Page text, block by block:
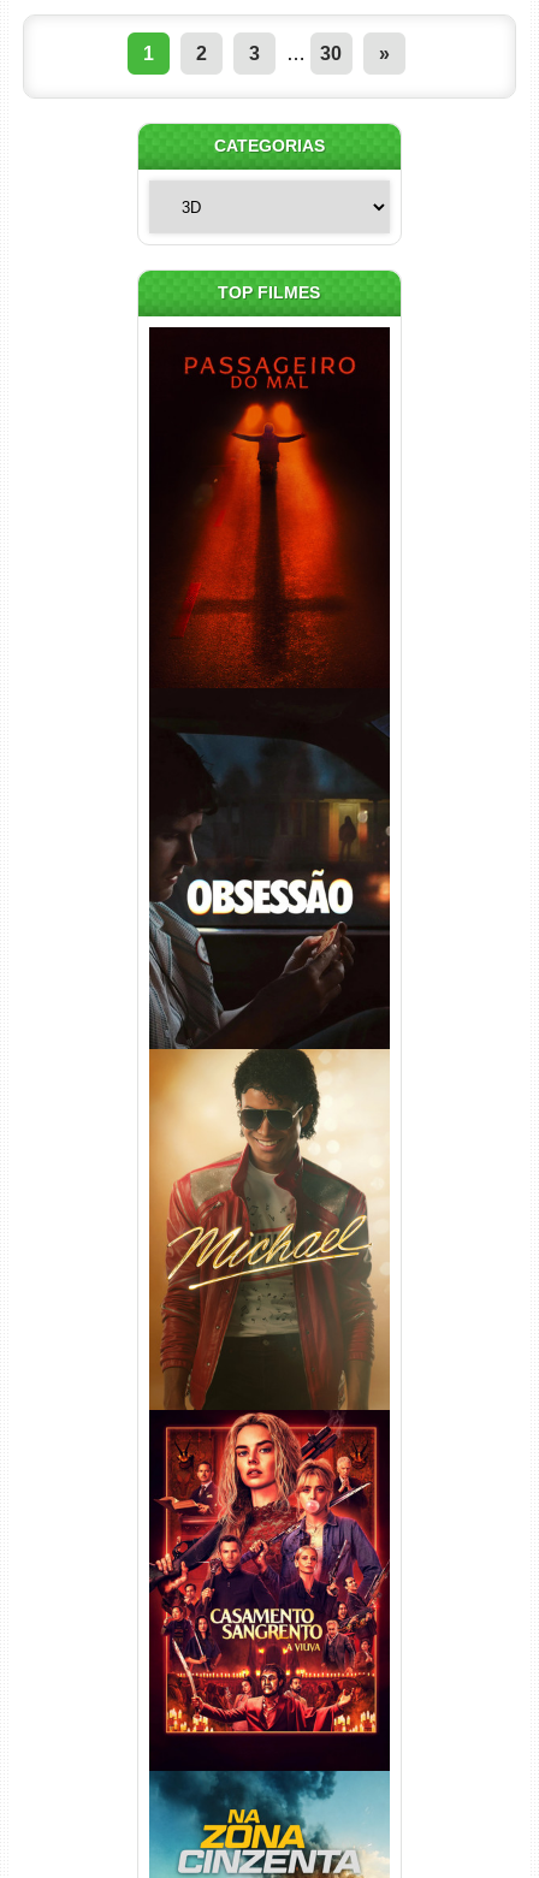
1 2 3 … 30 »
CATEGORIAS
TOP FILMES
Passageiro do Mal Torrent
(2026) WEB-DL 1080p Dual
Áudio
Obsessão Torrent (2026)
WEB-DL 1080p/4K Dual
Áudio
Michael Torrent (2026) WEB-
DL 1080p/4K Dual Áudio
Casamento Sangrento: A
Viúva Torrent (2026) WEB-DL
720p/1080p/4K Dual Áudio